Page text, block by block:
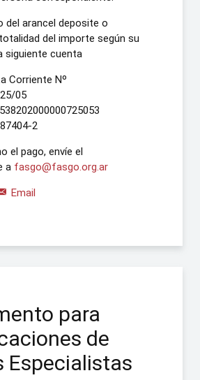
del arancel deposite o
del importe según su
siguiente cuenta
Corriente Nº
05
2
el pago, envíe el
a fasgo@fasgo.org.ar
Email
para
de
Especialistas